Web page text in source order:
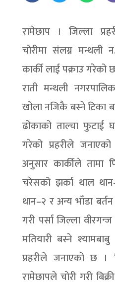
रामेछाप । जिल्ला
चोरीमा संलग्न मन्थली
कार्की लाई पक्राउ
राती मन्थली
खोला नजिकै बस्ने टिका
ढोकाको ताल्चा फुटाई
गरेको प्रहरीले
अनुसार कार्कीले तामा
चरेसको झर्का थाल
थान–२ र अन्य भाँडा
गरी पर्सा जिल्ला
मतियारी बस्ने श्यामबाबु
प्रहरीले जनाएको छ ।
रामेछापले चोरी गरी